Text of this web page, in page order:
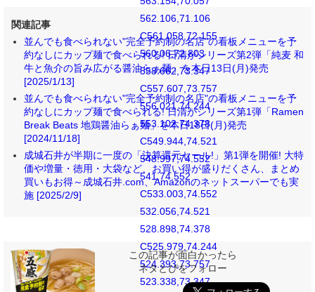
562.106,71.106
C561.058,72.155
560.06,72.803
558.662,73.347
C557.607,73.757
556.021,74.244
553.102,74.378
C549.944,74.521
548.997,74.552
541,74.552
C533.003,74.552
532.056,74.521
528.898,74.378
C525.979,74.244
524.393,73.757
523.338,73.347
関連記事
並んでも食べられない"完全予約制の名店"の看板メニューを予
約なしにカップ麺で食べられる! 日清がシリーズ第2弾「純麦 和
牛と魚介の旨み広がる醤油らぁ麺」を本日13日(月)発売
[2025/1/13]
並んでも食べられない"完全予約制の名店"の看板メニューを予
約なしにカップ麺で食べられる! 日清がシリーズ第1弾「Ramen
Break Beats 地鶏醤油らぁ麺」を本日18日(月)発売
[2024/11/18]
成城石井が半期に一度の「決算還元セール!」第1弾を開催! 大特
価や増量・徳用・大袋など、お買い得が盛りだくさん、まとめ
買いもお得～成城石井.com、Amazonのネットスーパーでも実
施 [2025/2/9]
この記事が面白かったら
ネタとぴをフォロー